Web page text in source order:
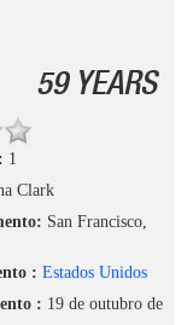
59 YEARS
1
Clark
San Francisco,
: Estados Unidos
: 19 de outubro de